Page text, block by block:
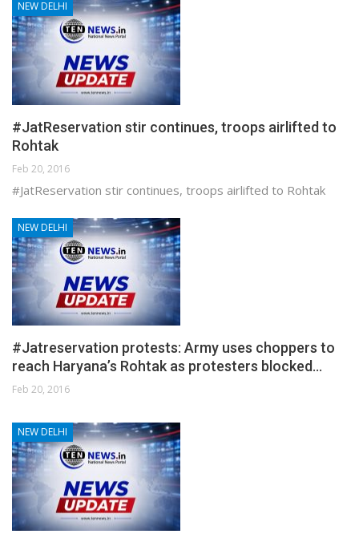
NEW DELHI
#JatReservation stir continues, troops airlifted to
Rohtak
Feb 20, 2016
#JatReservation stir continues, troops airlifted to Rohtak
NEW DELHI
#Jatreservation protests: Army uses choppers to
reach Haryana’s Rohtak as protesters blocked…
Feb 20, 2016
NEW DELHI